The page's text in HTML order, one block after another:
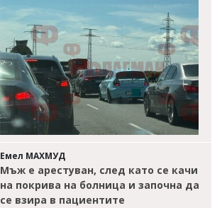
Емел МАХМУД
Мъж е арестуван, след като се качи
на покрива на болница и започна да
се взира в пациентите